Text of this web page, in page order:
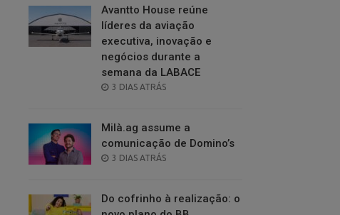
Avantto House reúne
líderes da aviação
executiva, inovação e
negócios durante a
semana da LABACE
POSTED
3 DIAS ATRÁS
Milà.ag assume a
comunicação de Domino’s
POSTED
3 DIAS ATRÁS
Do cofrinho à realização: o